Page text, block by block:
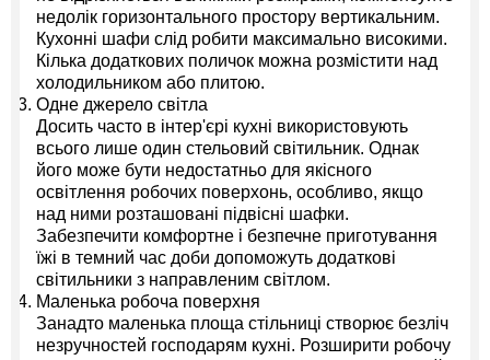
недолік горизонтального простору вертикальним.
Кухонні шафи слід робити максимально високими.
Кілька додаткових поличок можна розмістити над
холодильником або плитою.
Одне джерело світла
Досить часто в інтер'єрі кухні використовують
всього лише один стельовий світильник. Однак
його може бути недостатньо для якісного
освітлення робочих поверхонь, особливо, якщо
над ними розташовані підвісні шафки.
Забезпечити комфортне і безпечне приготування
їжі в темний час доби допоможуть додаткові
світильники з направленим світлом.
Маленька робоча поверхня
Занадто маленька площа стільниці створює безліч
незручностей господарям кухні. Розширити робочу